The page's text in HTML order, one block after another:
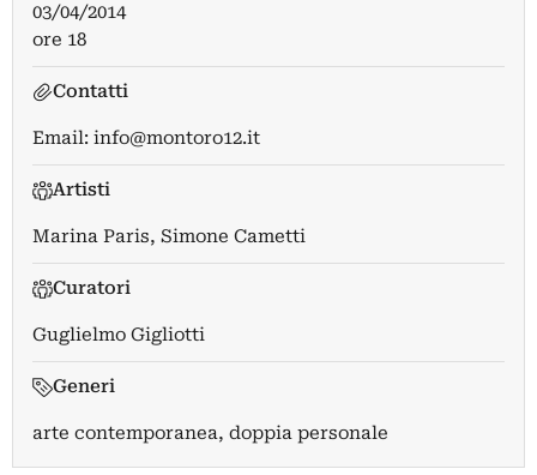
03/04/2014
ore 18
Contatti
Email: info@montoro12.it
Artisti
Marina Paris, Simone Cametti
Curatori
Guglielmo Gigliotti
Generi
arte contemporanea, doppia personale